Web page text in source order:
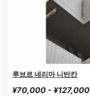
루브르 네리마 니반칸
¥70,000 - ¥127,000